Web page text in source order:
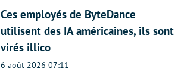
Ces employés de ByteDance
utilisent des IA américaines, ils sont
virés illico
6 août 2026 07:11